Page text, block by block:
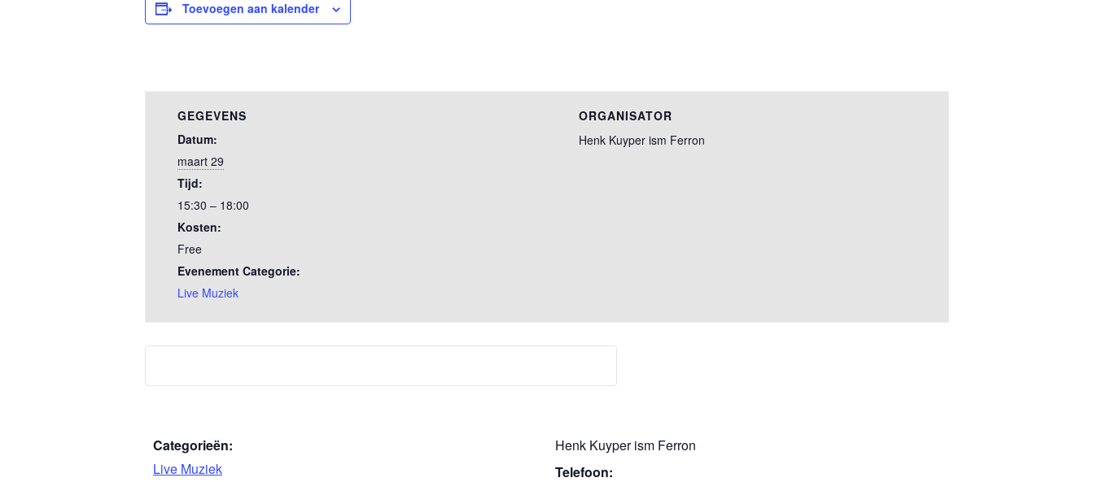
Toevoegen aan kalender
GEGEVENS
Datum:
maart 29
Tijd:
15:30 – 18:00
Kosten:
Free
Evenement Categorie:
Live Muziek
ORGANISATOR
Henk Kuyper ism Ferron
Categorieën:
Live Muziek
Henk Kuyper ism Ferron
Telefoon: